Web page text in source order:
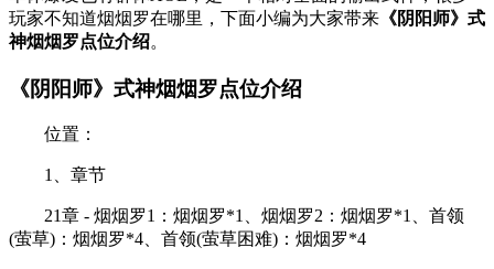
玩家不知道烟烟罗在哪里，下面小编为大家带来 《阴阳师》式
神烟烟罗点位介绍。
《阴阳师》式神烟烟罗点位介绍
位置：
1、章节
21章 - 烟烟罗1：烟烟罗*1、烟烟罗2：烟烟罗*1、首领
(萤草)：烟烟罗*4、首领(萤草困难)：烟烟罗*4